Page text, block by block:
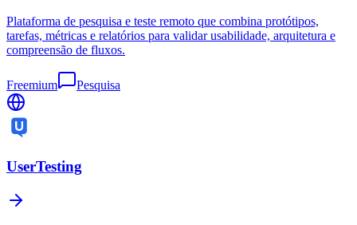
Plataforma de pesquisa e teste remoto que combina protótipos,
tarefas, métricas e relatórios para validar usabilidade, arquitetura e
compreensão de fluxos.
Freemium Pesquisa
UserTesting